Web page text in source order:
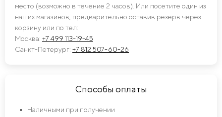
место (возможно в течение 2 часов). Или посетите один из
наших магазинов, предварительно оставив резерв через
корзину или по тел:
Москва: +7 499 113-19-45
Санкт-Петерург: +7 812 507-60-26
Способы оплаты
Наличными при получении